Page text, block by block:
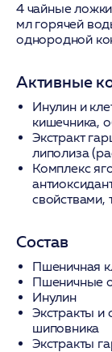
4 чайные
мл горячей
однородной
Активные
Инулин и
кишечника,
Экстракт
липолиза
Комплекс
свойствами,
Состав
Пшеничная
Пшеничные
Инулин
Экстракты
шиповника
Экстракты